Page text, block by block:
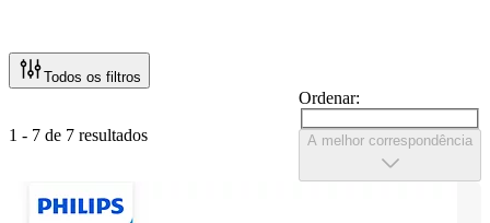
Todos os filtros
1 - 7 de 7 resultados
Ordenar:
A melhor correspondência